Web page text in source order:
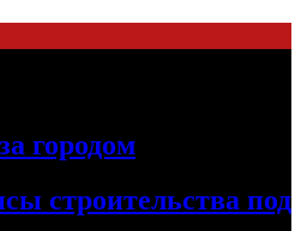
городом
строительства под